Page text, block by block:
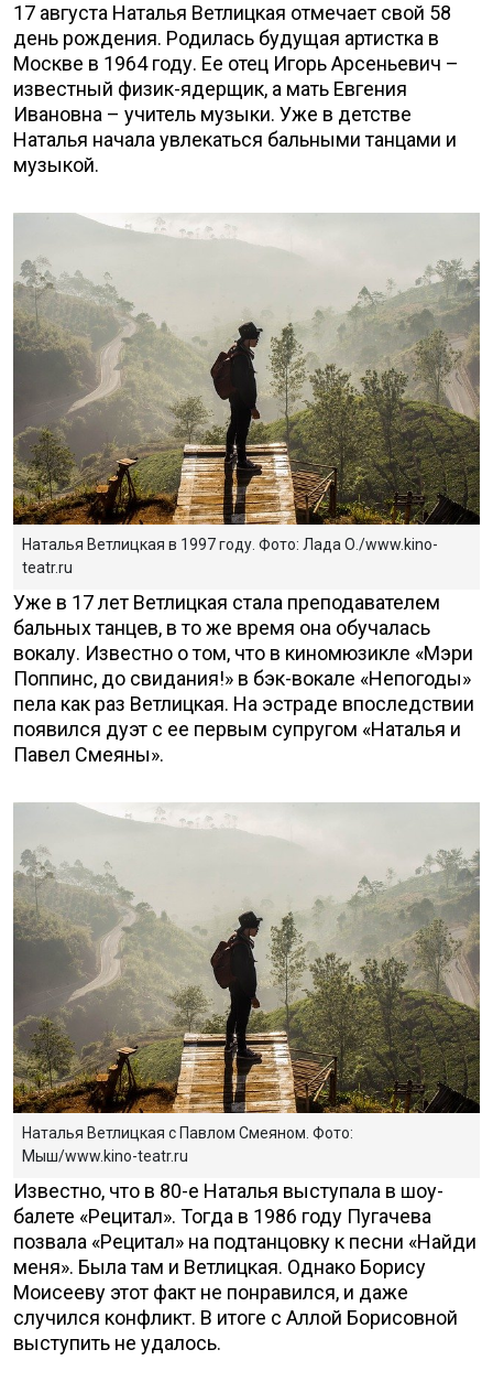
17 августа Наталья Ветлицкая отмечает свой 58
день рождения. Родилась будущая артистка в
Москве в 1964 году. Ее отец Игорь Арсеньевич –
известный физик-ядерщик, а мать Евгения
Ивановна – учитель музыки. Уже в детстве
Наталья начала увлекаться бальными танцами и
музыкой.
Наталья Ветлицкая в 1997 году. Фото: Лада О./www.kino-
teatr.ru
Уже в 17 лет Ветлицкая стала преподавателем
бальных танцев, в то же время она обучалась
вокалу. Известно о том, что в киномюзикле «Мэри
Поппинс, до свидания!» в бэк-вокале «Непогоды»
пела как раз Ветлицкая. На эстраде впоследствии
появился дуэт с ее первым супругом «Наталья и
Павел Смеяны».
Наталья Ветлицкая с Павлом Смеяном. Фото:
Мыш/www.kino-teatr.ru
Известно, что в 80-е Наталья выступала в шоу-
балете «Рецитал». Тогда в 1986 году Пугачева
позвала «Рецитал» на подтанцовку к песни «Найди
меня». Была там и Ветлицкая. Однако Борису
Моисееву этот факт не понравился, и даже
случился конфликт. В итоге с Аллой Борисовной
выступить не удалось.